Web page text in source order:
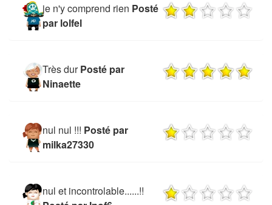
je n'y comprend rien Posté
par lolfel
Très dur Posté par
Ninaette
nul nul !!! Posté par
milka27330
nul et incontrolable......!!